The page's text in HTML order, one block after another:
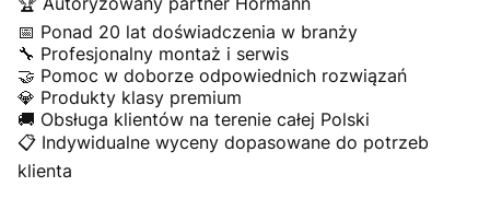
📅 Ponad 20 lat doświadczenia w branży
🔧 Profesjonalny montaż i serwis
🤝 Pomoc w doborze odpowiednich rozwiązań
💎 Produkty klasy premium
🚚 Obsługa klientów na terenie całej Polski
📋 Indywidualne wyceny dopasowane do potrzeb
klienta